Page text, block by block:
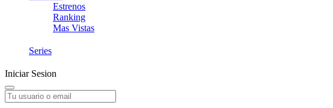
Estrenos
Ranking
Mas Vistas
Series
Iniciar Sesion